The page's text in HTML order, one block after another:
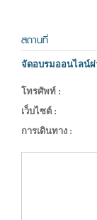
สถานที่
จัดอบรมออนไลน์
โทรศัพท์ :
เว็บไซต์ :
การเดินทาง :